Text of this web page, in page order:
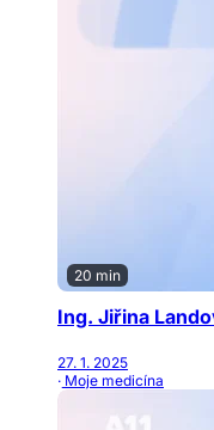
20 min
Ing. Jiřina
27. 1. 2025
· Moje medicína